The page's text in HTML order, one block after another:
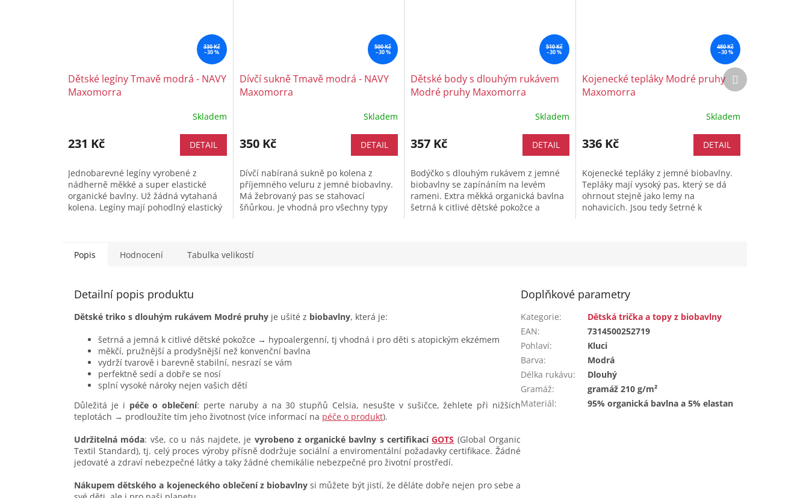
330 Kč
–30 %
Dětské legíny Tmavě modrá - NAVY
Maxomorra
Skladem
231 Kč DETAIL
Jednobarevné legíny vyrobené z
nádherně měkké a super elastické
organické bavlny. Už žádná vytahaná
kolena. Legíny mají pohodlný elastický
500 Kč
–30 %
Dívčí sukně Tmavě modrá - NAVY
Maxomorra
Skladem
350 Kč DETAIL
Dívčí nabíraná sukně po kolena z
příjemného veluru z jemné biobavlny.
Má žebrovaný pas se stahovací
šňůrkou. Je vhodná pro všechny typy
510 Kč
–30 %
Dětské body s dlouhým rukávem
Modré pruhy Maxomorra
Skladem
357 Kč DETAIL
Bodýčko s dlouhým rukávem z jemné
biobavlny se zapínáním na levém
rameni. Extra měkká organická bavlna
šetrná k citlivé dětské pokožce a
480 Kč
–30 %
Kojenecké tepláky Modré pruhy
Maxomorra
Skladem
336 Kč DETAIL
Kojenecké tepláky z jemné biobavlny.
Tepláky mají vysoký pas, který se dá
ohrnout stejně jako lemy na
nohavicích. Jsou tedy šetrné k
Další
produkt
Popis Hodnocení Tabulka velikostí
Detailní popis produktu
Dětské triko s dlouhým rukávem Modré pruhy je ušité z biobavlny, která je:
šetrná a jemná k citlivé dětské pokožce → hypoalergenní, tj vhodná i pro děti s atopickým ekzémem
měkčí, pružnější a prodyšnější než konvenční bavlna
vydrží tvarově i barevně stabilní, nesrazí se vám
perfektně sedí a dobře se nosí
splní vysoké nároky nejen vašich dětí
Důležitá je i péče o oblečení: perte naruby a na 30 stupňů Celsia, nesušte v sušičce, žehlete při nižších
teplotách → prodloužíte tím jeho životnost (více informací na péče o produkt).
Udržitelná móda: vše, co u nás najdete, je vyrobeno z organické bavlny s certifikacíGOTS (Global Organic
Textil Standard), tj. celý proces výroby přísně dodržuje sociální a enviromentální požadavky certifikace. Žádné
jedovaté a zdraví nebezpečné látky a taky žádné chemikálie nebezpečné pro životní prostředí.
Nákupem dětského a kojeneckého oblečení z biobavlny si můžete být jistí, že děláte dobře nejen pro sebe a
Doplňkové parametry
Kategorie:
Dětská trička a topy z biobavlny
EAN:
7314500252719
Pohlaví:
Kluci
Barva:
Modrá
Délka rukávu:
Dlouhý
Gramáž:
gramáž 210 g/m²
Materiál: 95% organická bavlna a 5% elastan